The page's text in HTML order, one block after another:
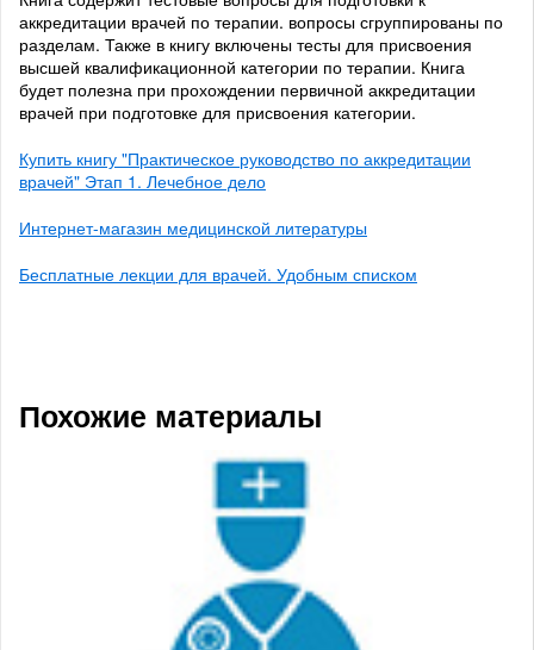
аккредитации врачей по терапии. вопросы сгруппированы по
разделам. Также в книгу включены тесты для присвоения
высшей квалификационной категории по терапии. Книга
будет полезна при прохождении первичной аккредитации
врачей при подготовке для присвоения категории.
Купить книгу "Практическое руководство по аккредитации
врачей" Этап 1. Лечебное дело
Интернет-магазин медицинской литературы
Бесплатные лекции для врачей. Удобным списком
Похожие материалы